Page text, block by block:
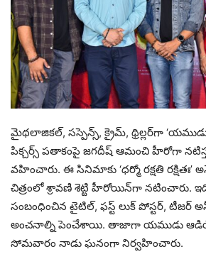
మైథలాజికల్, సస్పెన్స్, క్రైమ్, థ్రిల్లర్‌గా
పిక్చర్స్ పతాకంపై జగదీష్ ఆమంచి హీరోగా
వహించారు. ఈ సినిమాకు ‘ధర్మో రక్షతి రక్షితః’
చిత్రంలో శ్రావణి శెట్టి హీరోయిన్‌గా నటించారు.
సంబంధించిన టైటిల్, ఫస్ట్ లుక్ పోస్టర్,
అంచనాల్ని పెంచేశాయి. తాజాగా యముడు
సోమవారం నాడు ఘనంగా నిర్వహించారు.